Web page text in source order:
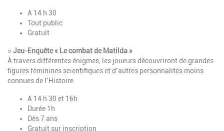
A 14 h 30
Tout public
Gratuit
○ Jeu-Enquête « Le combat de Matilda »
À travers différentes énigmes, les joueurs découvriront de grandes
figures féminines scientifiques et d’autres personnalités moins
connues de l’Histoire.
A 14 h 30 et 16h
Durée 1h
Dès 7 ans
Gratuit sur inscription